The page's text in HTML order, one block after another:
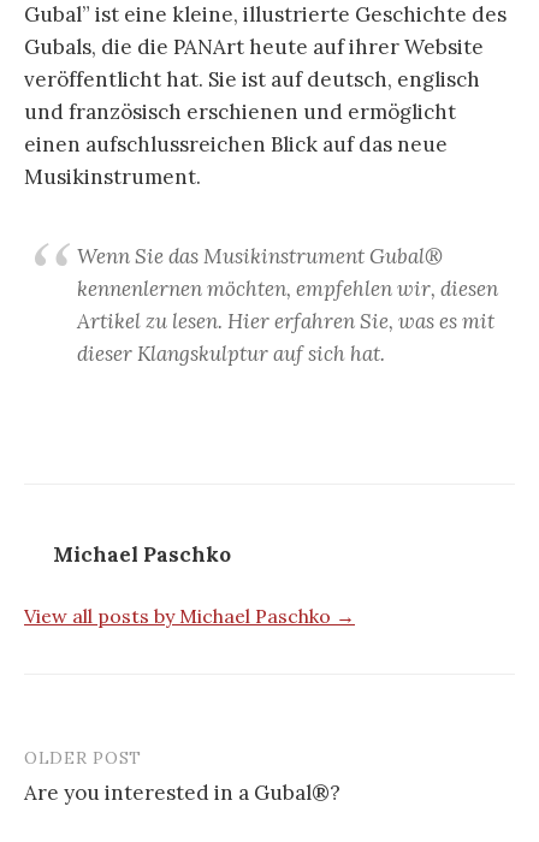
Gubal” ist eine kleine, illustrierte Geschichte des
Gubals, die die PANArt heute auf ihrer Website
veröffentlicht hat. Sie ist auf deutsch, englisch
und französisch erschienen und ermöglicht
einen aufschlussreichen Blick auf das neue
Musikinstrument.
Wenn Sie das Musikinstrument Gubal®
kennenlernen möchten, empfehlen wir, diesen
Artikel zu lesen. Hier erfahren Sie, was es mit
dieser Klangskulptur auf sich hat.
Michael Paschko
View all posts by Michael Paschko →
OLDER POST
Are you interested in a Gubal®?